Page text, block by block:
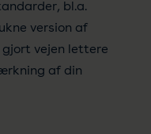
bl.a.
version af
gjort vejen lettere
af din